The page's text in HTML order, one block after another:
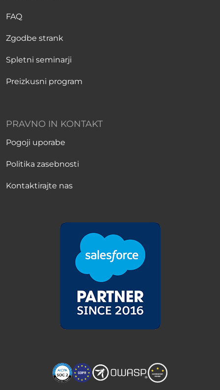
FAQ
Zgodbe strank
Spletni seminarji
Preizkusni program
PRAVNO IN KONTAKT
Pogoji uporabe
Politika zasebnosti
Kontaktirajte nas